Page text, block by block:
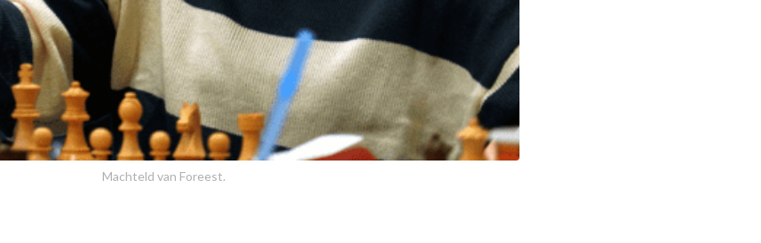
Machteld van Foreest.